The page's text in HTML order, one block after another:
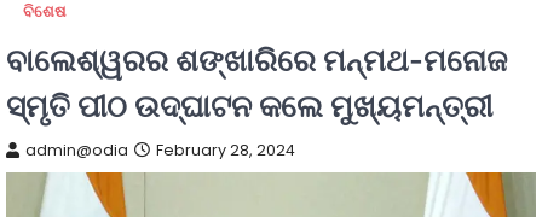
ବିଶେଷ
ବାଲେଶ୍ୱରର ଶଙ୍ଖାରିରେ ମନ୍ମଥ-ମନୋଜ
ସ୍ମୃତି ପୀଠ ଉଦ୍‌ଘାଟନ କଲେ ମୁଖ୍ୟମନ୍ତ୍ରୀ
admin@odia February 28, 2024